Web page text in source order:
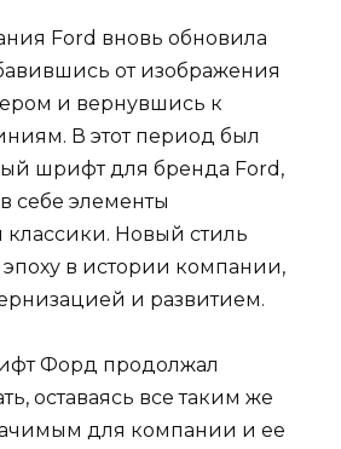
Ford вновь обновила
от изображения
и вернувшись к
В этот период был
шрифт для бренда Ford,
себе элементы
Новый стиль
в истории компании,
и развитием.
Форд продолжал
оставаясь все таким же
для компании и ее